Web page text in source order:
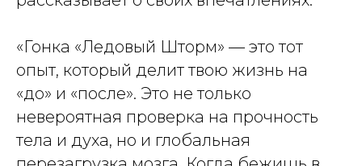
«Гонка «Ледовый Шторм» — это тот
опыт, который делит твою жизнь на
«до» и «после». Это не только
невероятная проверка на прочность
тела и духа, но и глобальная